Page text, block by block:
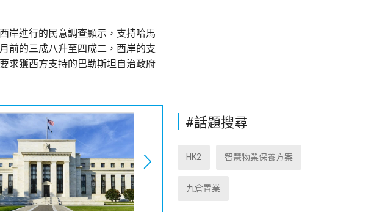
岸進行的民意調查顯示，支持哈馬
前的三成八升至四成二，西岸的支
求獲西方支持的巴勒斯坦自治政府
#話題搜尋
HK2 智慧物業保養方案
九倉置業